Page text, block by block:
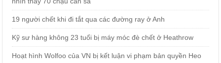
19 người chết khi đi tắt qua các đường ray ở Anh
Kỹ sư hàng không 23 tuổi bị máy móc đè chết ở Heathrow
Hoạt hình Wolfoo của VN bị kết luận vi phạm bản quyền Heo